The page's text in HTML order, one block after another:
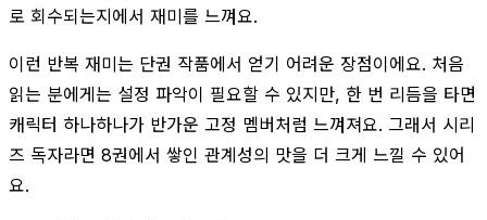
로 회수되는지에서 재미를 느껴요.
이런 반복 재미는 단권 작품에서 얻기 어려운 장점이에요. 처음
읽는 분에게는 설정 파악이 필요할 수 있지만, 한 번 리듬을 타면
캐릭터 하나하나가 반가운 고정 멤버처럼 느껴져요. 그래서 시리
즈 독자라면 8권에서 쌓인 관계성의 맛을 더 크게 느낄 수 있어
요.